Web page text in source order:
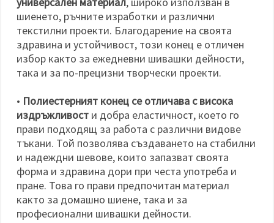
шиенето, ръчните изработки и различни
текстилни проекти. Благодарение на своята
здравина и устойчивост, този конец е отличен
избор както за ежедневни шивашки дейности,
така и за по-прецизни творчески проекти.
• Полиестерният конец се отличава с висока
издръжливост и добра еластичност, което го
прави подходящ за работа с различни видове
тъкани. Той позволява създаването на стабилни
и надеждни шевове, които запазват своята
форма и здравина дори при честа употреба и
пране. Това го прави предпочитан материал
както за домашно шиене, така и за
професионални шивашки дейности.